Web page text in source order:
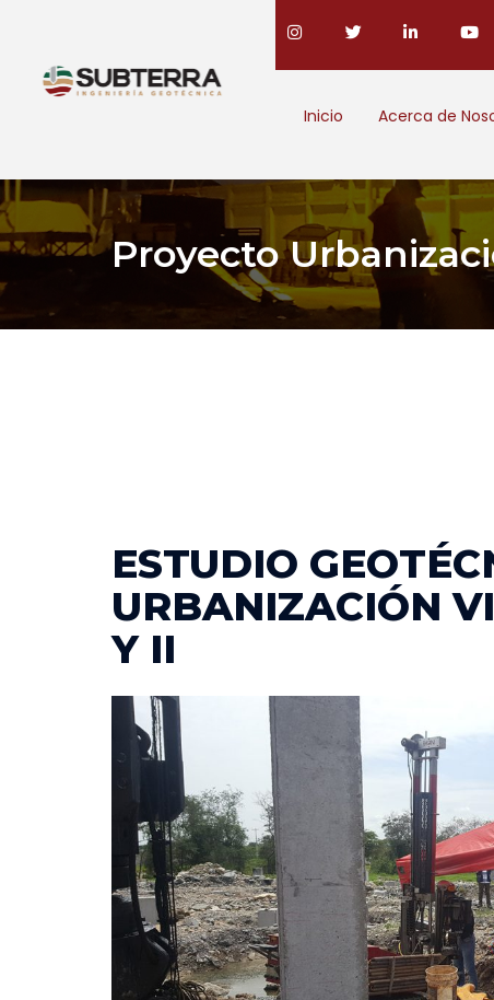
Inicio Acerca de
Proyecto
ESTUDIO
URBANIZACIÓN
Y II